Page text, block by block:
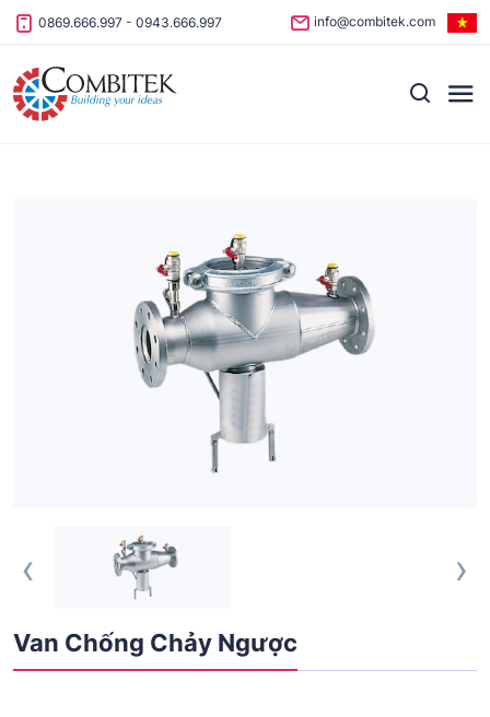
Skip to content
0869.666.997 - 0943.666.997 info@combitek.com
‹ ›
Van Chống Chảy Ngược